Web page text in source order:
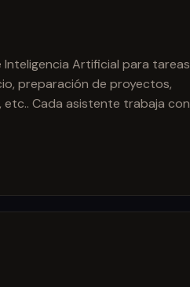
Artificial para tareas
preparación de proyectos,
Cada asistente trabaja con